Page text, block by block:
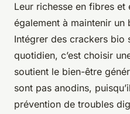
Leur richesse en fibres et
également à maintenir
Intégrer des crackers bio
quotidien, c’est choisir
soutient le bien-être
sont pas anodins,
prévention de troubles